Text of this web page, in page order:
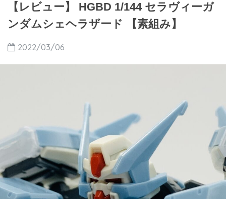
【レビュー】 HGBD 1/144 セラヴィーガ
ンダムシェヘラザード 【素組み】
2022/03/06